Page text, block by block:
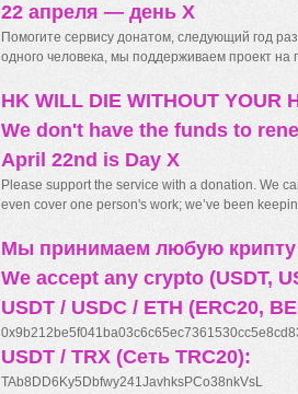
22 апреля — день X
Помогите сервису донатом, следующий год
одного человека, мы поддерживаем проект на
HK WILL DIE WITHOUT YOUR
We don't have the funds to
April 22nd is Day X
Please support the service with a donation. We
even cover one person's work; we’ve been
Мы принимаем любую крипту
We accept any crypto (USDT,
USDT / USDC / ETH (ERC20,
USDT / TRX (Сеть TRC20):
TAb8DD6Ky5Dbfwy241JavhksPCo38nkVsL